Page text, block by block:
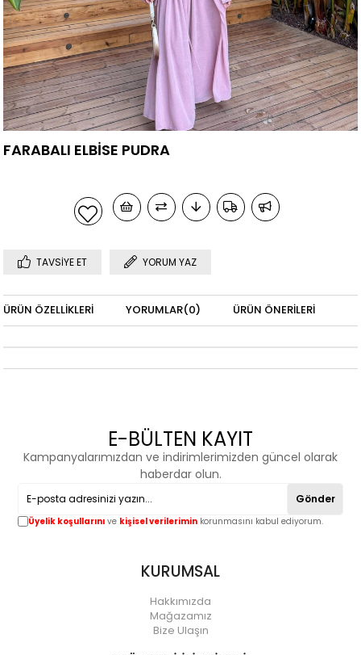
FARABALI ELBİSE PUDRA
TAVSIYE ET YORUM YAZ
ÜRÜN ÖZELLIKLERI YORUMLAR(0) ÜRÜN ÖNERILERI
E-BÜLTEN KAYIT
Kampanyalarımızdan ve indirimlerimizden güncel olarak
haberdar olun.
Gönder
Üyelik koşullarını ve kişisel verilerimin korunmasını kabul ediyorum.
KURUMSAL
Hakkımızda
Mağazamız
Bize Ulaşın